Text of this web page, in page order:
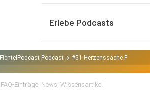
Erlebe Podcasts
FichtelPodcast Podcast #51 Herzenssache